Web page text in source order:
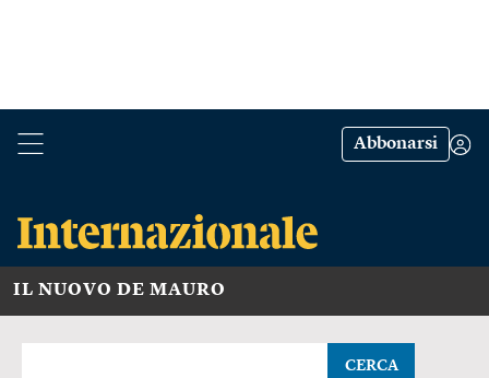
Abbonarsi
IL NUOVO DE MAURO
CERCA